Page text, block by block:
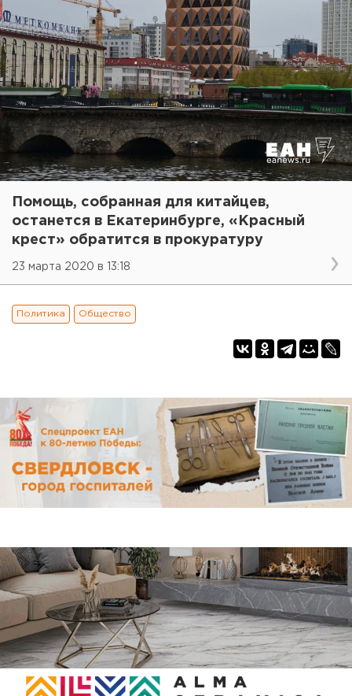
Помощь, собранная для китайцев,
останется в Екатеринбурге, «Красный
крест» обратится в прокуратуру
23 марта 2020 в 13:18
Политика Общество